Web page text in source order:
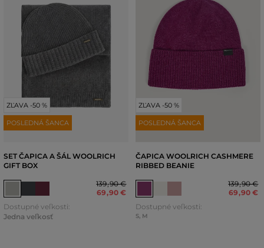
ZĽAVA -50 %
POSLEDNÁ ŠANCA
SET ČAPICA A ŠÁL WOOLRICH
GIFT BOX
139,90 €
69,90 €
Dostupné veľkosti:
Jedna veľkosť
ZĽAVA -50 %
POSLEDNÁ ŠANCA
ČAPICA WOOLRICH CASHMERE
RIBBED BEANIE
139,90 €
69,90 €
Dostupné veľkosti:
S, M